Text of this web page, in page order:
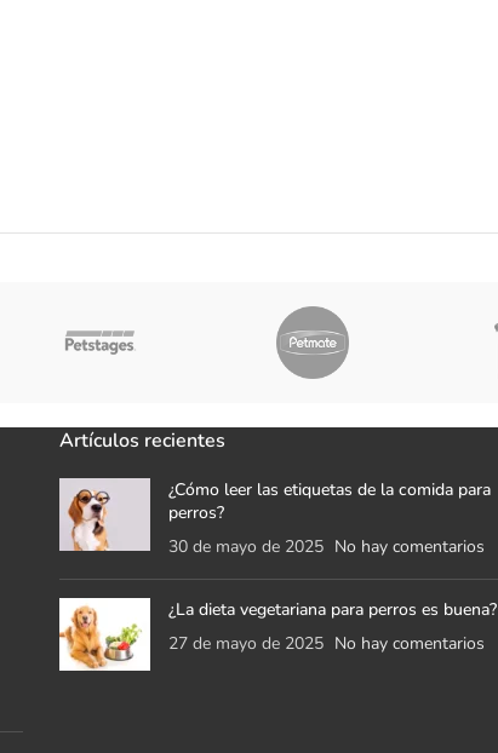
Artículos recientes
¿Cómo leer las etiquetas de la comida para
perros?
30 de mayo de 2025 No hay comentarios
¿La dieta vegetariana para perros es buena?
27 de mayo de 2025 No hay comentarios